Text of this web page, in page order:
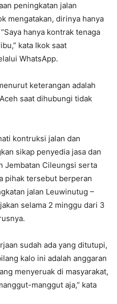
peningkatan jalan
mengatakan, dirinya hanya
hanya kontrak tenaga
kata Ikok saat
WhatsApp.
keterangan adalah
saat dihubungi tidak
kontruksi jalan dan
sikap penyedia jasa dan
Jembatan Cileungsi serta
pihak tersebut berperan
jalan Leuwinutug –
selama 2 minggu dari 3
sudah ada yang ditutupi,
kalo ini adalah anggaran
menyeruak di masyarakat,
manggut aja,” kata